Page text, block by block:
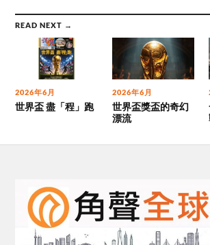
READ NEXT →
2026年6月
世界盃 盡「程」跑
2026年6月
世界盃獎盃的奇幻
漂流